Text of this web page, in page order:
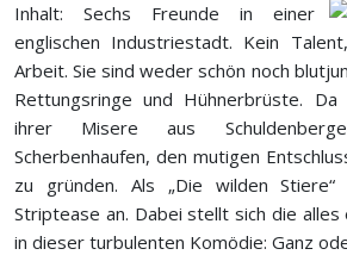
Inhalt: Sechs Freunde in einer
englischen Industriestadt. Kein
Arbeit. Sie sind weder schön noch
Rettungsringe und Hühnerbrüste.
ihrer Misere aus
Scherbenhaufen, den mutigen
zu gründen. Als „Die wilden
Striptease an. Dabei stellt sich die alles
in dieser turbulenten Komödie: Ganz